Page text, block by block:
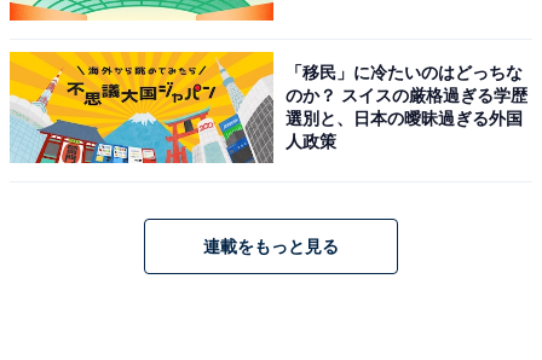
公立小学校の元教員に聞いた！ 「自分で考えて
1 2 3 4 5
「移民」に冷たいのはどっちな
のか？ スイスの厳格過ぎる学歴
選別と、日本の曖昧過ぎる外国
人政策
連載をもっと見る